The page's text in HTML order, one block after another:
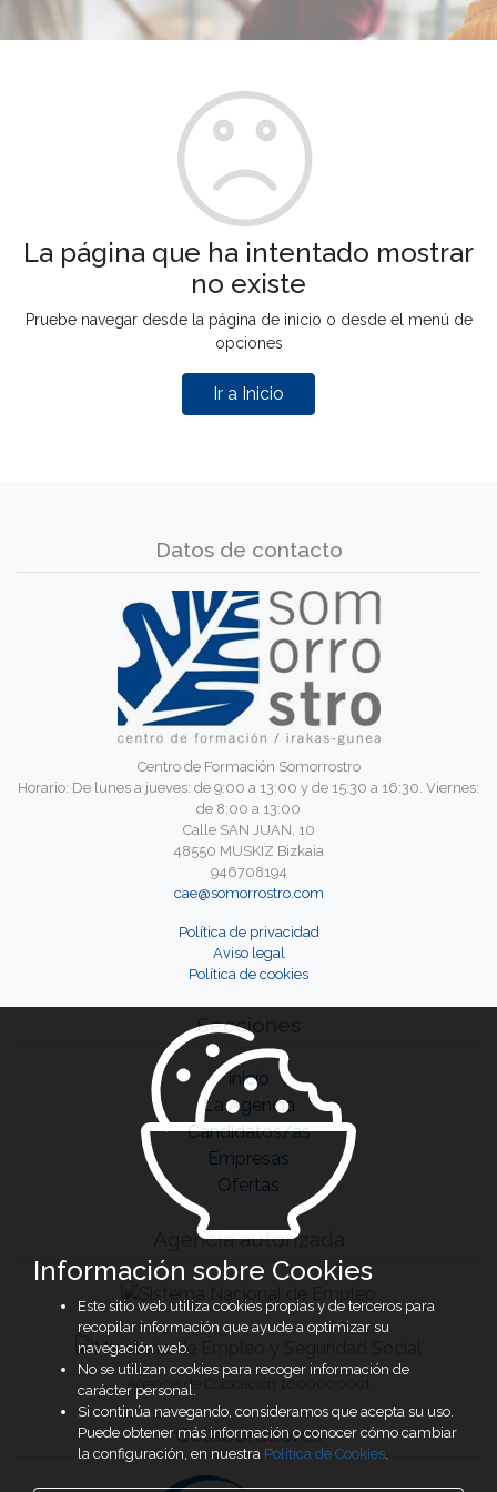
La página que ha intentado mostrar
no existe
Pruebe navegar desde la página de inicio o desde el menú de
opciones
Ir a Inicio
Datos de contacto
Centro de Formación Somorrostro
Horario: De lunes a jueves: de 9:00 a 13:00 y de 15:30 a 16:30. Viernes:
de 8:00 a 13:00
Calle SAN JUAN, 10
48550 MUSKIZ Bizkaia
946708194
cae@somorrostro.com
Política de privacidad
Aviso legal
Política de cookies
Secciones
Inicio
La Agencia
Candidatos/as
Empresas
Ofertas
Agencia autorizada
Agencia de Colocación 1600000091
Colaboradores
Información sobre Cookies
Este sitio web utiliza cookies propias y de terceros para
recopilar información que ayude a optimizar su
navegación web.
No se utilizan cookies para recoger información de
carácter personal.
Si continúa navegando, consideramos que acepta su uso.
Puede obtener más información o conocer cómo cambiar
la configuración, en nuestra Política de Cookies.